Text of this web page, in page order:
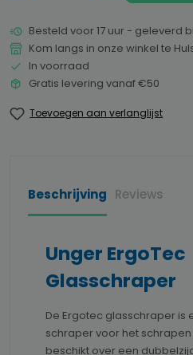
Besteld voor 17 uur - geleverd
Kom langs in onze winkel te
In voorraad
Gratis levering vanaf €50
Toevoegen aan verlanglijst
Beschrijving Reviews
Unger ErgoTec
Glasschraper
De Ergotec glasschraper is
schraper voor het
beschikt over een